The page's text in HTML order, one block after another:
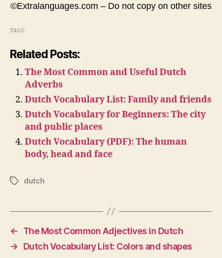
©Extralanguages.com – Do not copy on other sites
TAGS:
Related Posts:
The Most Common and Useful Dutch
Adverbs
Dutch Vocabulary List: Family and friends
Dutch Vocabulary for Beginners: The city
and public places
Dutch Vocabulary (PDF): The human
body, head and face
Tagsdutch
←
The Most Common Adjectives in Dutch
→
Dutch Vocabulary List: Colors and shapes